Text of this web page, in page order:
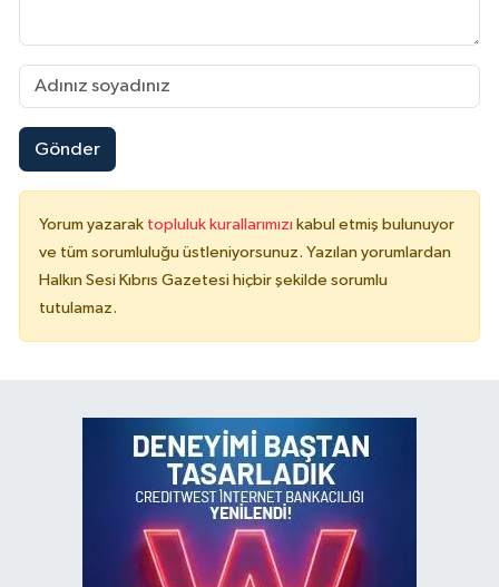
Gönder
Yorum yazarak topluluk kurallarımızı kabul etmiş bulunuyor
ve tüm sorumluluğu üstleniyorsunuz. Yazılan yorumlardan
Halkın Sesi Kıbrıs Gazetesi hiçbir şekilde sorumlu
tutulamaz.